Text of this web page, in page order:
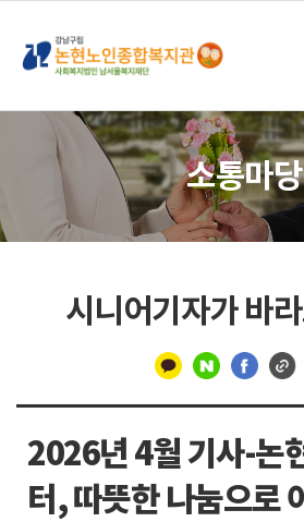
소통마당
시니어기자가 바
분
선
2026년 4월 기사-논
터, 따뜻한 나눔으로